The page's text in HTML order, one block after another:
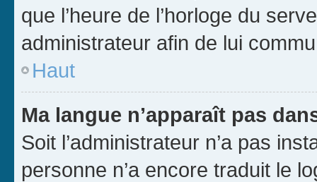
que l’heure de l’horloge du
administrateur afin de lui
Haut
Ma langue n’apparaît pas
Soit l’administrateur n’a pas
personne n’a encore traduit le